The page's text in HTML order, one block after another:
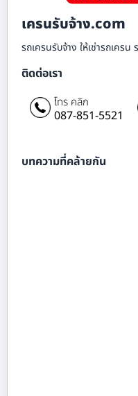
เครนรับจ้าง.com
รถเครนรับจ้าง ให้เช่ารถเคร
ติดต่อเรา
โทร คลิก
087-851-5521
บทความที่คล้ายกัน